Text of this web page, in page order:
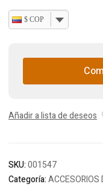
$ COP
Añadir a lista de deseos
SKU:001547
Categoría:ACCESORIOS